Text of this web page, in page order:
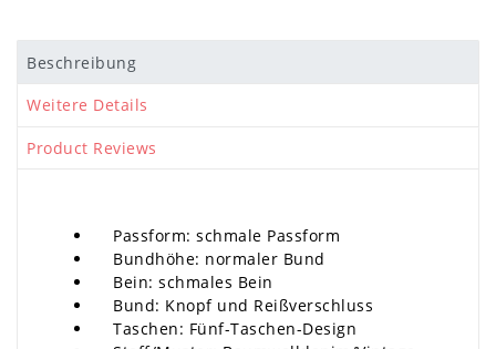
Beschreibung
Weitere Details
Product Reviews
Passform: schmale Passform
Bundhöhe: normaler Bund
Bein: schmales Bein
Bund: Knopf und Reißverschluss
Taschen: Fünf-Taschen-Design